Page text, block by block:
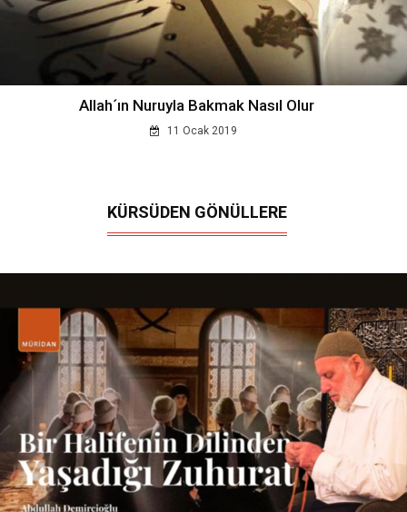
Allah´ın Nuruyla Bakmak Nasıl Olur
11 Ocak 2019
KÜRSÜDEN GÖNÜLLERE